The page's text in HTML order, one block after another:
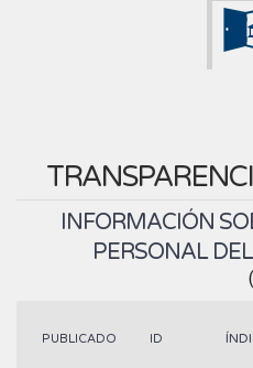
INFORMACIÓN
PERSONAL
PUBLICADO ID